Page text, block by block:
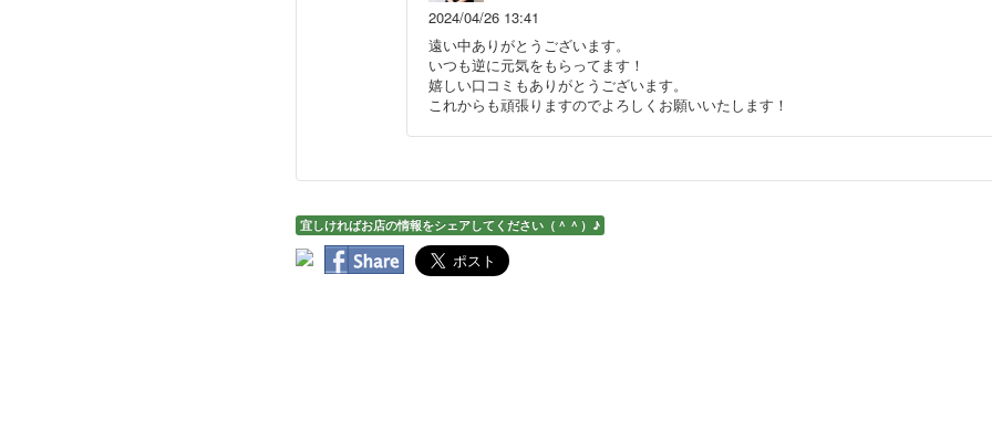
2024/04/26 13:41
遠い中ありがとうございます。
いつも逆に元気をもらってます！
嬉しい口コミもありがとうございます。
これからも頑張りますのでよろしくお願いいたします！
宜しければお店の情報をシェアしてください（＾＾）♪